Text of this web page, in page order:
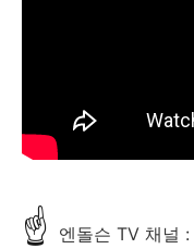
☝ 엔돌슨 TV 채널 :